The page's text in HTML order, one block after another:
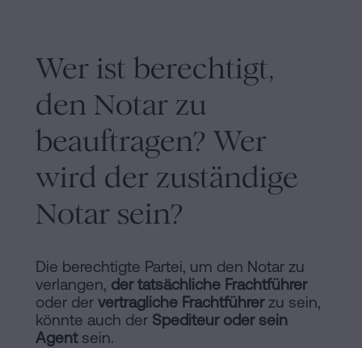
Wer ist berechtigt,
den Notar zu
beauftragen? Wer
wird der zuständige
Notar sein?
Die berechtigte Partei, um den Notar zu
verlangen, der tatsächliche Frachtführer
oder der vertragliche Frachtführerzu sein,
könnte auch der Spediteur oder sein
Agentsein.